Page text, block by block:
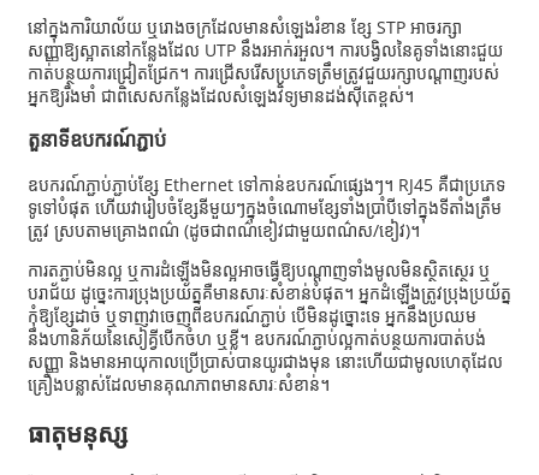
នៅក្នុងការិយាល័យ ឬរោងចក្រដែលមានសំឡេងរំខាន ខ្សែ STP អាចរក្សា
សញ្ញាឱ្យស្អាតនៅកន្លែងដែល UTP នឹងរអាក់រអួល។ ការបង្វិលនៃគូទាំងនោះជួយ
កាត់បន្ថយការជ្រៀតជ្រែក។ ការជ្រើសរើសប្រភេទត្រឹមត្រូវជួយរក្សាបណ្តាញរបស់
អ្នកឱ្យរឹងមាំ ជាពិសេសកន្លែងដែលសំឡេងវិទ្យុមានដង់ស៊ីតេខ្ពស់។
តួនាទីឧបករណ៍ភ្ជាប់
ឧបករណ៍ភ្ជាប់ភ្ជាប់ខ្សែ Ethernet ទៅកាន់ឧបករណ៍ផ្សេងៗ។ RJ45 គឺជាប្រភេទ
ទូទៅបំផុត ហើយវារៀបចំខ្សែនីមួយៗក្នុងចំណោមខ្សែទាំងប្រាំបីទៅក្នុងទីតាំងត្រឹម
ត្រូវ ស្របតាមគ្រោងពណ៌ (ដូចជាពណ៌ខៀវជាមួយពណ៌ស/ខៀវ)។
ការតភ្ជាប់មិនល្អ ឬការដំឡើងមិនល្អអាចធ្វើឱ្យបណ្តាញទាំងមូលមិនស្ថិតស្ថេរ ឬ
បរាជ័យ ដូច្នេះការប្រុងប្រយ័ត្នគឺមានសារៈសំខាន់បំផុត។ អ្នកដំឡើងត្រូវប្រុងប្រយ័ត្ន
កុំឱ្យខ្សែដាច់ ឬទាញវាចេញពីឧបករណ៍ភ្ជាប់ បើមិនដូច្នោះទេ អ្នកនឹងប្រឈម
នឹងហានិភ័យនៃសៀគ្វីបើកចំហ ឬខ្លី។ ឧបករណ៍ភ្ជាប់ល្អកាត់បន្ថយការបាត់បង់
សញ្ញា និងមានអាយុកាលប្រើប្រាស់បានយូរជាងមុន នោះហើយជាមូលហេតុដែល
គ្រឿងបន្លាស់ដែលមានគុណភាពមានសារៈសំខាន់។
ធាតុមនុស្ស